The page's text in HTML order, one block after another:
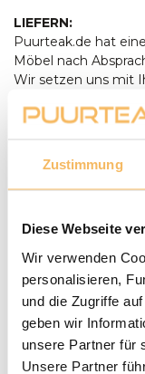
Zustimmung
Diese Webseite
Wir verwenden
personalisieren,
und die Zugriffe
geben wir
unsere Partner für
Unsere Partner
LIEFERN:
Puurteak.de hat
Möbel nach
Wir setzen uns mit
Gartenmöbel
ebenerdig. Bei der
sollte zum
anwesend sein, um
können bei der
bezahlen, Wenn
machen, bei der
per
bezahlen.
Ausstellungsraum.
Gartenkissen)
lassen dies durch